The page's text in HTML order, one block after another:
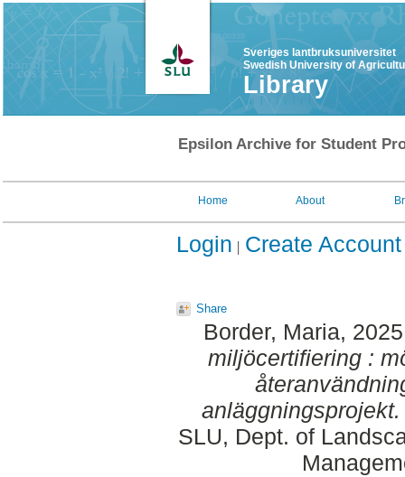
Sveriges lantbruksuniversitet
Swedish University of
Library
Epsilon Archive for Student
Home About
Login Create Account
Share
Border, Maria,
miljöcertifiering :
anläggningsprojekt.
SLU, Dept. of